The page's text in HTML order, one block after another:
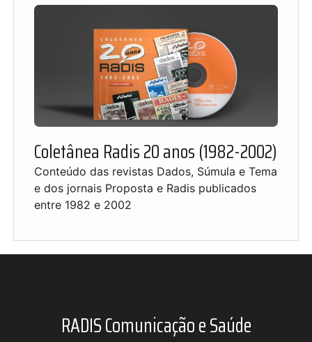
Coletânea Radis 20 anos (1982-2002)
Conteúdo das revistas Dados, Súmula e Tema
e dos jornais Proposta e Radis publicados
entre 1982 e 2002
RADIS Comunicação e Saúde